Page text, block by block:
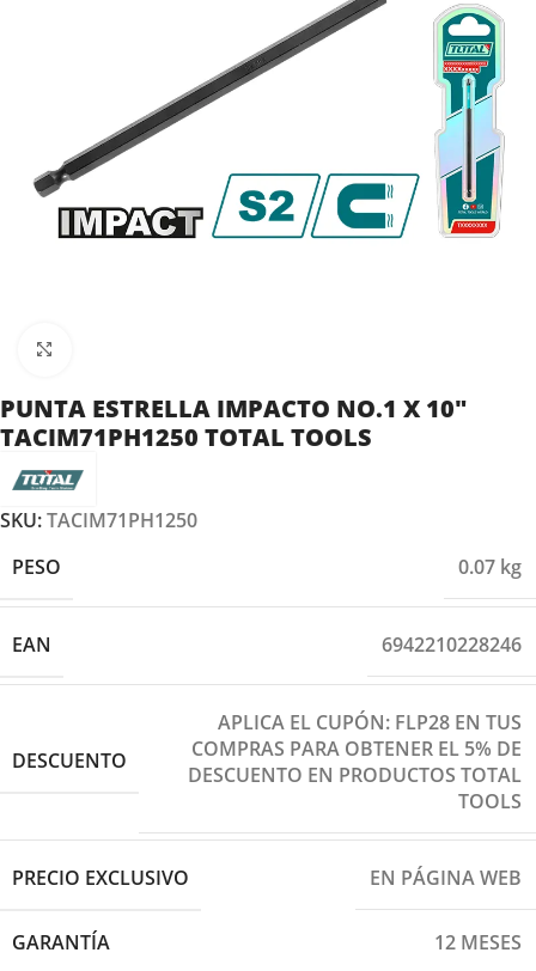
PUNTA ESTRELLA IMPACTO NO.1 X 10″
TACIM71PH1250 TOTAL TOOLS
SKU:TACIM71PH1250
PESO
0.07 kg
EAN 6942210228246
DESCUENTO
APLICA EL CUPÓN: FLP28 EN TUS
COMPRAS PARA OBTENER EL 5% DE
DESCUENTO EN PRODUCTOS TOTAL
TOOLS
PRECIO EXCLUSIVO EN PÁGINA WEB
GARANTÍA
12 MESES